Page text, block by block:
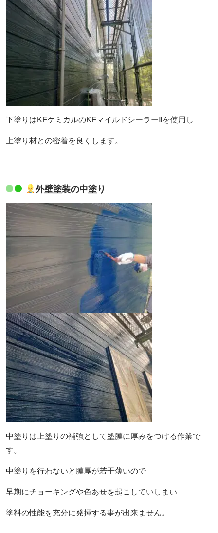
下塗りはKFケミカルのKFマイルドシーラーⅡを使用し
上塗り材との密着を良くします。
外壁塗装の中塗り
中塗りは上塗りの補強として塗膜に厚みをつける作業で
す。
中塗りを行わないと膜厚が若干薄いので
早期にチョーキングや色あせを起こしていしまい
塗料の性能を充分に発揮する事が出来ません。